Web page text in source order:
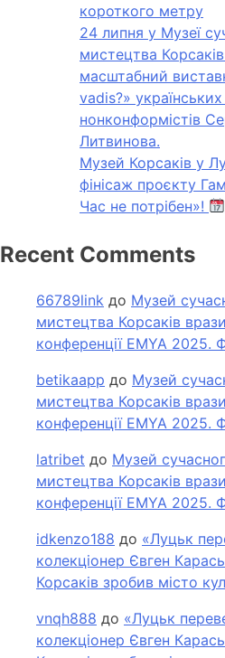
короткого метру
24 липня у Музеї
мистецтва
масштабний
vadis?»
нонконформістів
Литвинова.
Музей Корсаків у
фінісаж проєкту
Час не потрібен»!
Recent Comments
66789link до Музей
мистецтва Корсаків
конференції EMYA 2025.
betikaapp до Музей
мистецтва Корсаків
конференції EMYA 2025.
latribet до Музей
мистецтва Корсаків
конференції EMYA 2025.
idkenzo188 до «Луцьк
колекціонер Євген
Корсаків зробив місто
vnqh888 до «Луцьк
колекціонер Євген